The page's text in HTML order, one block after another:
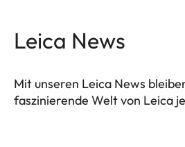
Leica News
Mit unseren Leica News
faszinierende Welt von Leica